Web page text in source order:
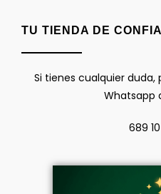
TU TIENDA DE
Si tienes cualquier
Whatsapp
689